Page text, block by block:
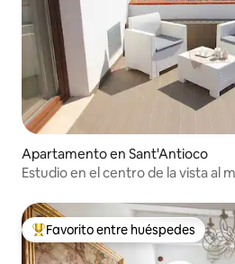
Apartamento en Sant'Antioco
Estudio en el centro de la vista al
Favorito entre huéspedes
Favorito entre huéspedes